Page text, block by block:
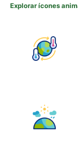
Explorar ícones